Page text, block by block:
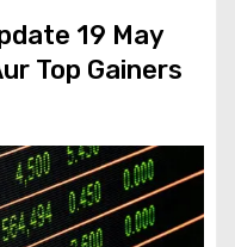
19 May
Top Gainers